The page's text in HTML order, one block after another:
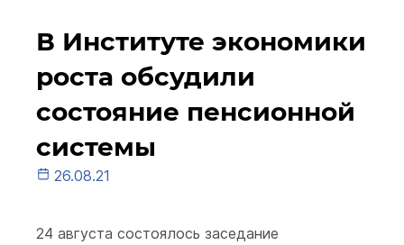
В Институте экономики
роста обсудили
состояние пенсионной
системы
26.08.21
24 августа состоялось заседание